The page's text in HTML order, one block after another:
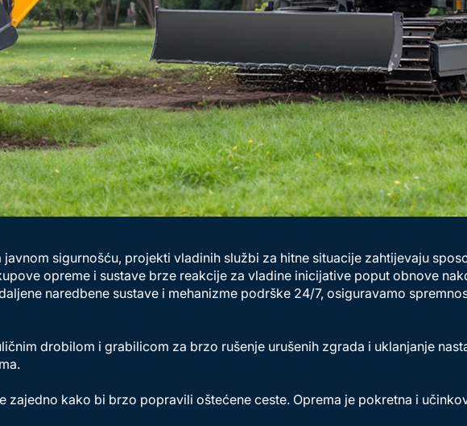
sigurnošću, projekti vladinih službi za hitne situacije zahtijevaju
opreme i sustave brze reakcije za vladine inicijative poput obnove
naredbene sustave i mehanizme podrške 24/7, osiguravamo
drobilom i grabilicom za brzo rušenje urušenih zgrada i uklanjanje
kako bi brzo popravili oštećene ceste. Oprema je pokretna i